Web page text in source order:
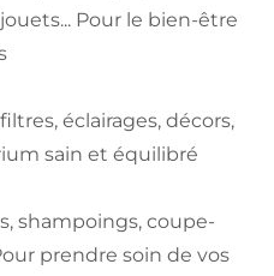
Pour le bien-être
filtres, éclairages, décors,
sain et équilibré
shampoings, coupe-
prendre soin de vos